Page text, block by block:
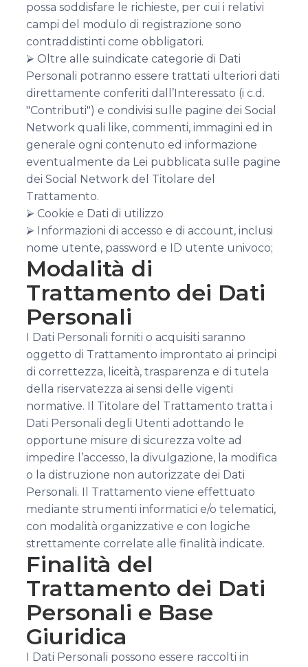
possa soddisfare le richieste, per cui i relativi
campi del modulo di registrazione sono
contraddistinti come obbligatori.
⮚ Oltre alle suindicate categorie di Dati
Personali potranno essere trattati ulteriori dati
direttamente conferiti dall’Interessato (i c.d.
"Contributi") e condivisi sulle pagine dei Social
Network quali like, commenti, immagini ed in
generale ogni contenuto ed informazione
eventualmente da Lei pubblicata sulle pagine
dei Social Network del Titolare del
Trattamento.
⮚ Cookie e Dati di utilizzo
⮚ Informazioni di accesso e di account, inclusi
nome utente, password e ID utente univoco;
Modalità di
Trattamento dei Dati
Personali
I Dati Personali forniti o acquisiti saranno
oggetto di Trattamento improntato ai principi
di correttezza, liceità, trasparenza e di tutela
della riservatezza ai sensi delle vigenti
normative. Il Titolare del Trattamento tratta i
Dati Personali degli Utenti adottando le
opportune misure di sicurezza volte ad
impedire l’accesso, la divulgazione, la modifica
o la distruzione non autorizzate dei Dati
Personali. Il Trattamento viene effettuato
mediante strumenti informatici e/o telematici,
con modalità organizzative e con logiche
strettamente correlate alle finalità indicate.
Finalità del
Trattamento dei Dati
Personali e Base
Giuridica
I Dati Personali possono essere raccolti in